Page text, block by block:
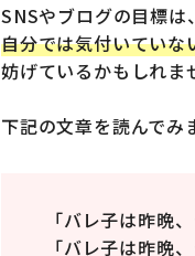
SNSやブログの目標は
自分では気付いていな
妨げているかもしれま
下記の文章を読んでみ
「バレ子は昨晩
「バレ子は昨晩